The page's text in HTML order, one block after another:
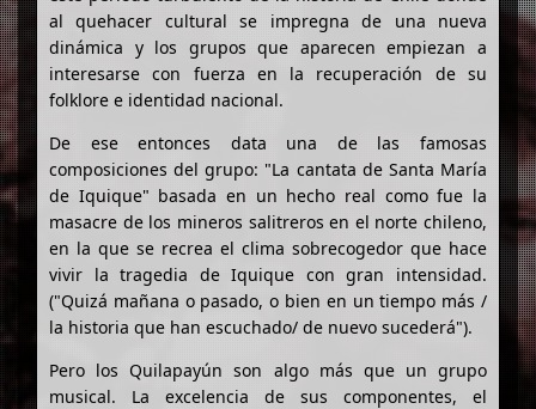
al quehacer cultural se impregna de una nueva
dinámica y los grupos que aparecen empiezan a
interesarse con fuerza en la recuperación de su
folklore e identidad nacional.
De ese entonces data una de las famosas
composiciones del grupo: "La cantata de Santa María
de Iquique" basada en un hecho real como fue la
masacre de los mineros salitreros en el norte chileno,
en la que se recrea el clima sobrecogedor que hace
vivir la tragedia de Iquique con gran intensidad.
("Quizá mañana o pasado, o bien en un tiempo más /
la historia que han escuchado/ de nuevo sucederá").
Pero los Quilapayún son algo más que un grupo
musical. La excelencia de sus componentes, el